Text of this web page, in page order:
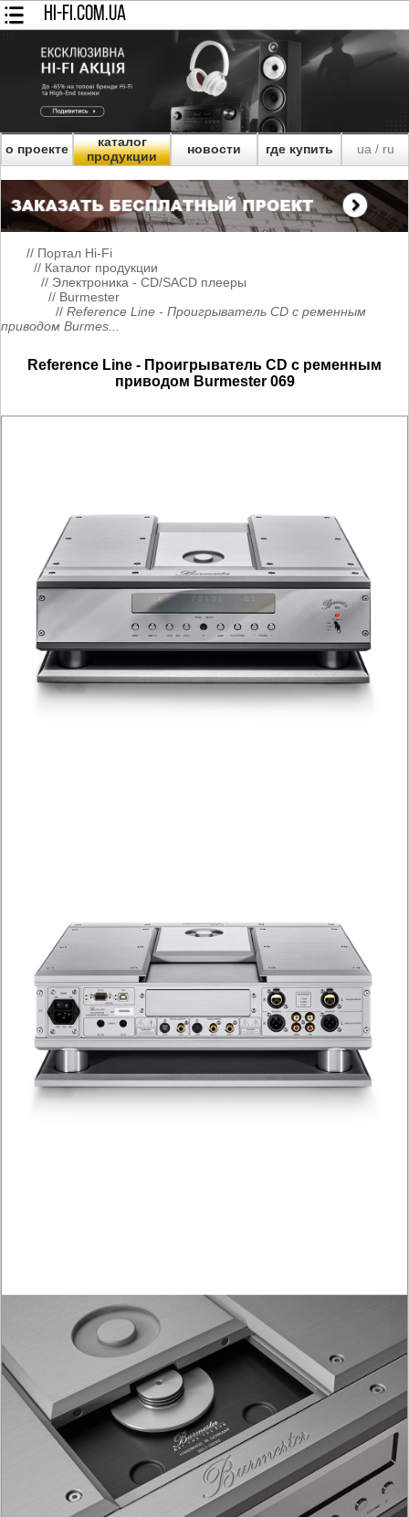
HI-FI.COM.UA
о проекте
каталог
продукции
новости где купить ua/ ru
// Портал Hi-Fi
// Каталог продукции
// Электроника - CD/SACD плееры
// Burmester
// Reference Line - Проигрыватель CD с ременным
приводом Burmes...
Reference Line - Проигрыватель CD с ременным
приводом Burmester 069